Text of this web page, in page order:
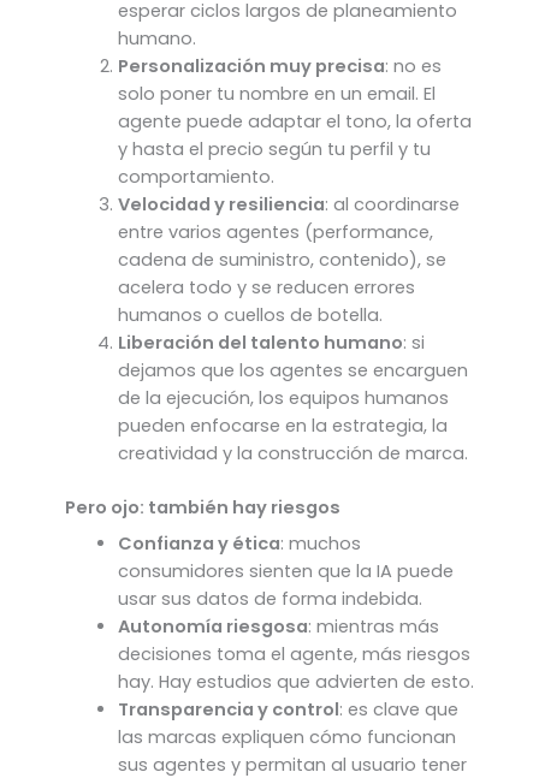
esperar ciclos largos de planeamiento
humano.
Personalización muy precisa: no es
solo poner tu nombre en un email. El
agente puede adaptar el tono, la oferta
y hasta el precio según tu perfil y tu
comportamiento.
Velocidad y resiliencia: al coordinarse
entre varios agentes (performance,
cadena de suministro, contenido), se
acelera todo y se reducen errores
humanos o cuellos de botella.
Liberación del talento humano: si
dejamos que los agentes se encarguen
de la ejecución, los equipos humanos
pueden enfocarse en la estrategia, la
creatividad y la construcción de marca.
Pero ojo: también hay riesgos
Confianza y ética: muchos
consumidores sienten que la IA puede
usar sus datos de forma indebida.
Autonomía riesgosa: mientras más
decisiones toma el agente, más riesgos
hay. Hay estudios que advierten de esto.
Transparencia y control: es clave que
las marcas expliquen cómo funcionan
sus agentes y permitan al usuario tener